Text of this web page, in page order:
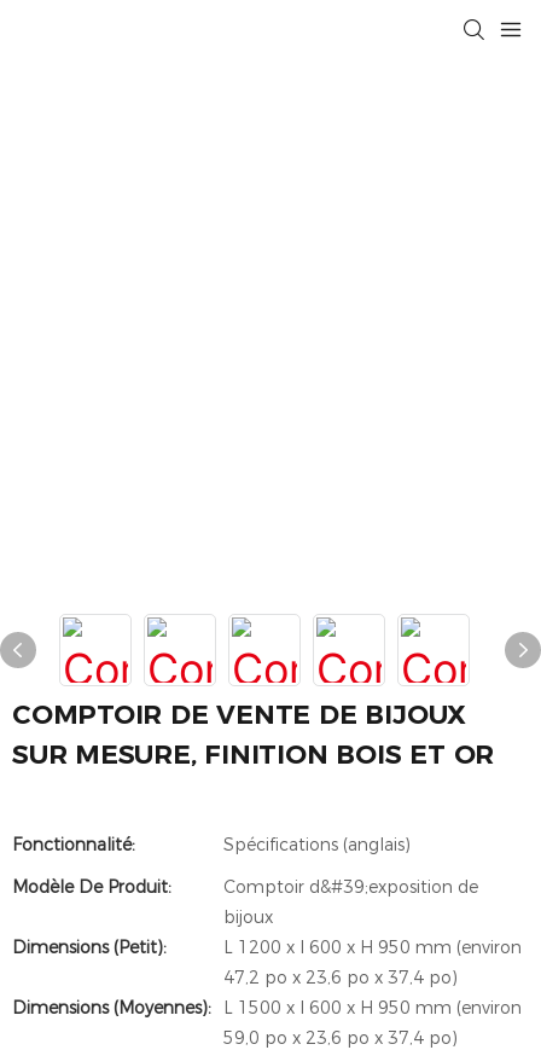
COMPTOIR DE VENTE DE BIJOUX
SUR MESURE, FINITION BOIS ET OR
Fonctionnalité:
Spécifications (anglais)
Modèle De Produit:
Comptoir d&#39;exposition de
bijoux
Dimensions (petit):
L 1200 x l 600 x H 950 mm (environ
47,2 po x 23,6 po x 37,4 po)
Dimensions (Moyennes):
L 1500 x l 600 x H 950 mm (environ
59,0 po x 23,6 po x 37,4 po)